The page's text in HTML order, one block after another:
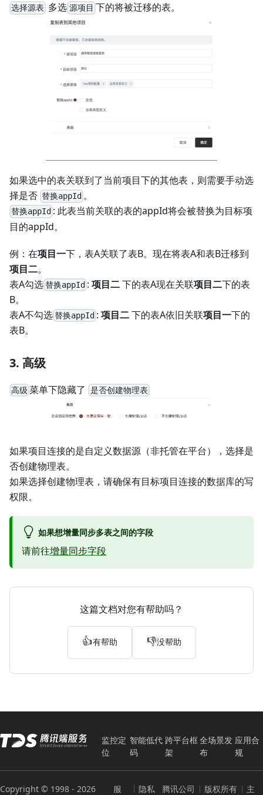
选择源表 多选 源项目 下的将被迁移的表。
如果选中的表关联到了当前项目下的其他表，则需要手动选
择是否 替换appId 。
替换appId : 此表当前关联的表的appId将会被替换为目标项
目的appId。
例：在项目一下，表A关联了表B。现在将表A和表B迁移到
项目二。
表A勾选替换appId :项目二下的表A现在关联项目二下的表
B。
表A不勾选替换appId :项目二下的表A依旧关联项目一下的
表B。
3. 高级
高级 菜单下隐藏了 是否创建物理表
如果项目连接的是自定义数据源（非托管在平台），选择是
否创建物理表。
如果选择创建物理表，请确保有目标项目连接的数据库的写
权限。
如果想增量同步多表之间的字段
请前往增量同步字段
这篇文档对您有帮助吗？
👍有帮助 👎没帮助
监控定
位
智能低代
码
跨平台框
架
全场景发
布
应用合
规
Copyright © 1998 - 2026 服 隐私 腾讯公司 版权所有 主